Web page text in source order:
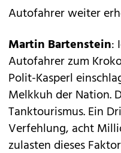
Autofahrer weiter
Martin Bartenstein:
Autofahrer zum
Polit-Kasperl
Melkkuh der Nation.
Tanktourismus. Ein
Verfehlung, acht
zulasten dieses